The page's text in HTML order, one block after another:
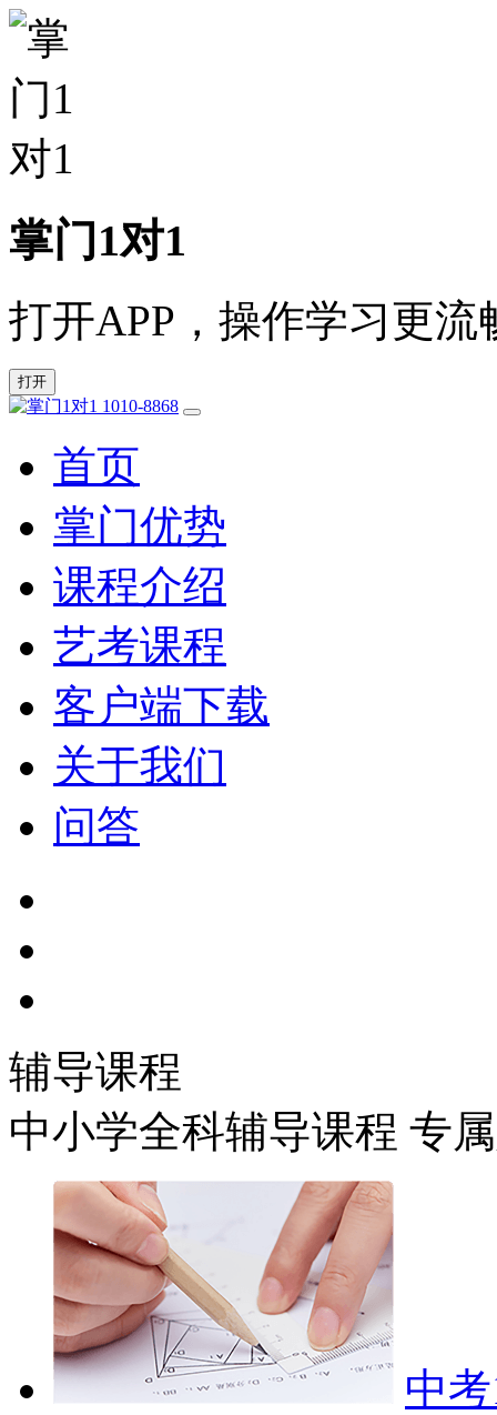
掌门1对1
打开APP，操作学习更流
打开
1010-8868
首页
掌门优势
课程介绍
艺考课程
客户端下载
关于我们
问答
辅导课程
中小学全科辅导课程 专
中